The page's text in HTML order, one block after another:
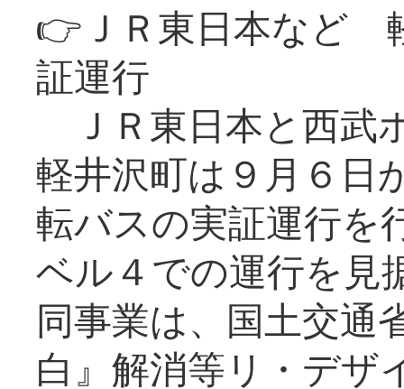
👉ＪＲ東日本など
証運行
ＪＲ東日本と西武
軽井沢町は９月６日
転バスの実証運行を
ベル４での運行を見
同事業は、国土交通
白』解消等リ・デザ